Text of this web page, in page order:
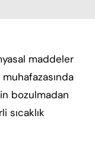
maddeler
bozulmadan
sıcaklık